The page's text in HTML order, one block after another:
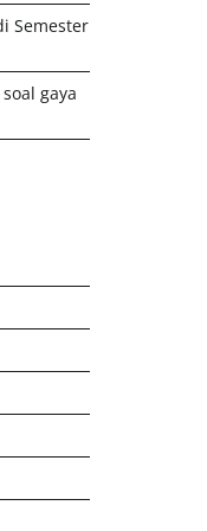
Semester
gaya